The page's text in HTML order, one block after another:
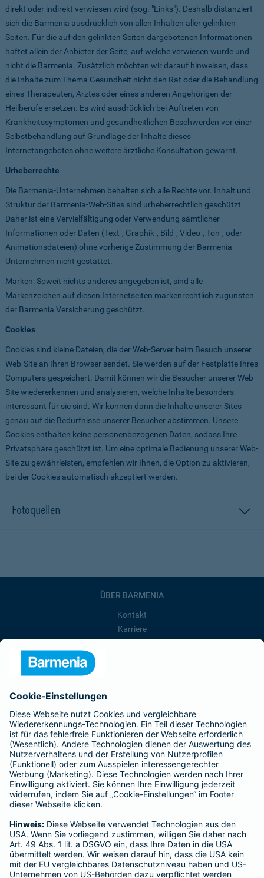
direkt oder indirekt verwiesen wird (sog. "Links"). Deshalb distanziert
sich die Barmenia ausdrücklich von allen Inhalten aller gelinkten
Seiten. Für die auf den gelinkten Seiten dargebotenen Informationen
haftet allein der Anbieter der Seite, auf welche verwiesen wurde und
nicht die Barmenia. Zusätzlich möchten wir darauf hinweisen, dass
die Inhalte zum Thema Gesundheit nicht den Rat oder die Behandlung
eines Therapeuten, Arztes oder eines anderen Angehörigen der
Heilberufe ersetzen. Es wird ausdrücklich bei Auftreten von
Krankheitssymptomen und gesundheitlichen Beschwerden vor einer
Selbstbehandlung auf Grundlage der Inhalte dieses
Internetangebotes ohne weitere ärztliche Konsultation gewarnt.
Urheberrechte
Die Barmenia-Unternehmen behalten sich alle Rechte vor. Inhalt und
Struktur der Barmenia-Web-Sites sind urheberrechtlich geschützt.
Daher ist eine Vervielfältigung oder Verwendung sämtlicher
Informationen oder Daten (Text-, Graphik-, Bild-, Video-, Ton-, oder
Animationsdateien) ohne vorherige Zustimmung der Barmenia
Unternehmen nicht gestattet.
Marken: Soweit nichts anderes angegeben ist, sind alle
Markenzeichen auf diesen Internetseiten markenrechtlich zugunsten
der Barmenia Versicherung geschützt.
Cookies
Cookies sind kleine Dateien, die der Web-Server beim Besuch unserer
Web-Site an Ihren Browser sendet. Sie werden auf der Festplatte Ihres
Computers gespeichert. Damit können wir die Besucher unserer Web-
Site wiedererkennen und analysieren, welche Inhalte besonders
interessant für sie sind. Wir können dann die Inhalte unserer Sites
genau auf die Bedürfnisse unserer Besucher abstimmen. Unsere
Cookies enthalten keine personenbezogenen Daten, sodass Ihre
Privatsphäre geschützt ist. Um eine optimale Bedienung unserer Web-
Site zu gewährleisten, empfehlen wir Ihnen, die Option zu aktivieren,
bei der Cookies automatisch akzeptiert werden.
Fotoquellen
ÜBER BARMENIA
Kontakt
Karriere
Barmenia ist Teil der BarmeniaGothaer
BELIEBTE SEITEN
Kranken-Zusatzversicherung
Tierversicherungen
Haftpflichtversicherung
Hausratversicherung
Adresse ändern
Schaden melden
Kilometerstandsmeldung
Serviceübersicht